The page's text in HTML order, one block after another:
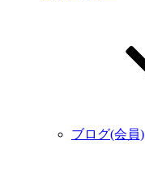
ブログ(会員)